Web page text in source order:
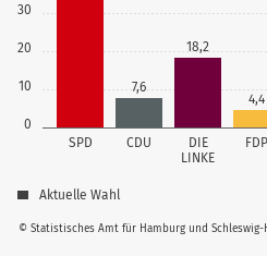
0
10
20
30
SPD CDU
DIE
LINKE
FDP
7,6
18,2
4,4
© Statistisches Amt für Hamburg und Schleswig-
Aktuelle Wahl